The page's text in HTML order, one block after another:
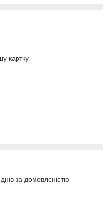
картку
за домовленістю